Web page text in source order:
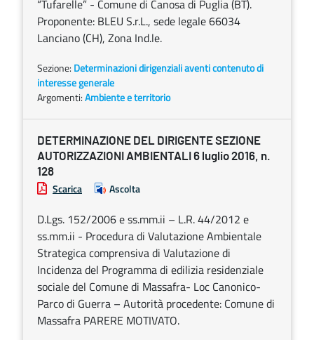
“Tufarelle” - Comune di Canosa di Puglia (BT).
Proponente: BLEU S.r.L., sede legale 66034
Lanciano (CH), Zona Ind.le.
Sezione: Determinazioni dirigenziali aventi contenuto di
interesse generale
Argomenti:Ambiente e territorio
DETERMINAZIONE DEL DIRIGENTE SEZIONE
AUTORIZZAZIONI AMBIENTALI 6 luglio 2016, n.
128
Scarica Ascolta
D.Lgs. 152/2006 e ss.mm.ii – L.R. 44/2012 e
ss.mm.ii - Procedura di Valutazione Ambientale
Strategica comprensiva di Valutazione di
Incidenza del Programma di edilizia residenziale
sociale del Comune di Massafra- Loc Canonico-
Parco di Guerra – Autorità procedente: Comune di
Massafra PARERE MOTIVATO.